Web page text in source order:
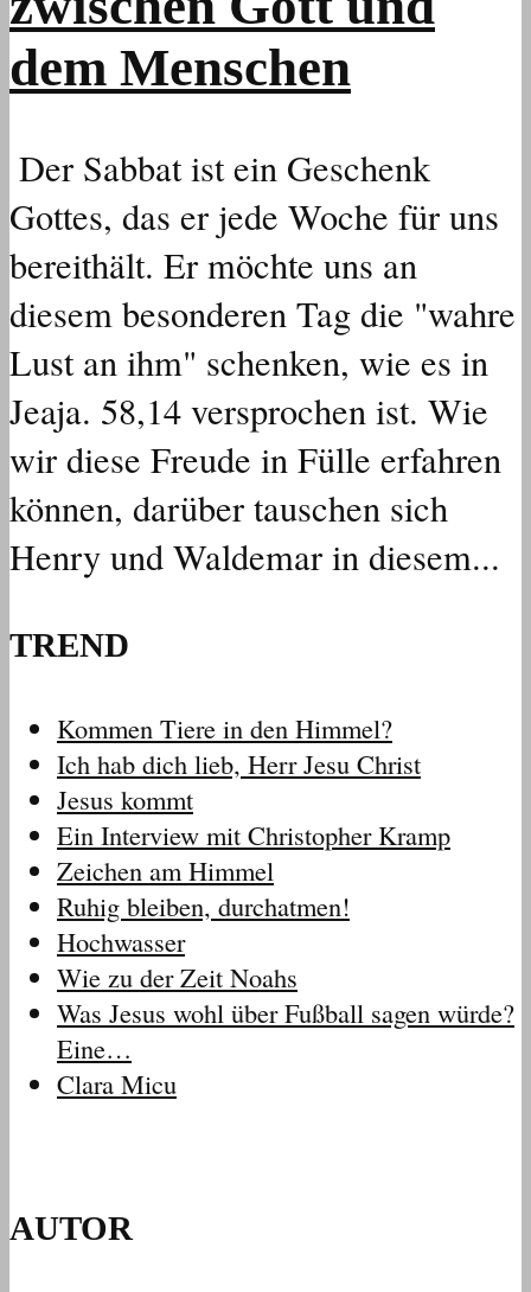
dem Menschen
Der Sabbat ist ein Geschenk
Gottes, das er jede Woche für uns
bereithält. Er möchte uns an
diesem besonderen Tag die "wahre
Lust an ihm" schenken, wie es in
Jeaja. 58,14 versprochen ist. Wie
wir diese Freude in Fülle erfahren
können, darüber tauschen sich
Henry und Waldemar in diesem...
TREND
Kommen Tiere in den Himmel?
Ich hab dich lieb, Herr Jesu Christ
Jesus kommt
Ein Interview mit Christopher Kramp
Zeichen am Himmel
Ruhig bleiben, durchatmen!
Hochwasser
Wie zu der Zeit Noahs
Was Jesus wohl über Fußball sagen würde?
Eine…
Clara Micu
AUTOR